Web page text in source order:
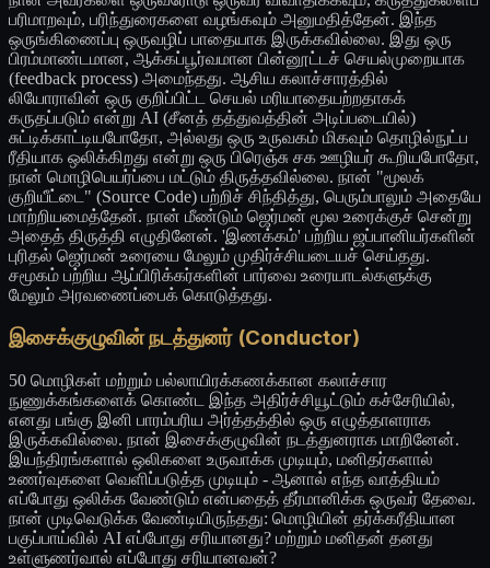
பரிமாறவும், பரிந்துரைகளை வழங்கவும் அனுமதித்தேன். இந்த
ஒருங்கிணைப்பு ஒருவழிப் பாதையாக இருக்கவில்லை. இது ஒரு
பிரம்மாண்டமான, ஆக்கப்பூர்வமான பின்னூட்டச் செயல்முறையாக
(feedback process) அமைந்தது. ஆசிய கலாச்சாரத்தில்
லியோராவின் ஒரு குறிப்பிட்ட செயல் மரியாதையற்றதாகக்
கருதப்படும் என்று AI (சீனத் தத்துவத்தின் அடிப்படையில்)
சுட்டிக்காட்டியபோதோ, அல்லது ஒரு உருவகம் மிகவும் தொழில்நுட்ப
ரீதியாக ஒலிக்கிறது என்று ஒரு பிரெஞ்சு சக ஊழியர் கூறியபோதோ,
நான் மொழிபெயர்ப்பை மட்டும் திருத்தவில்லை. நான் "மூலக்
குறியீட்டை" (Source Code) பற்றிச் சிந்தித்து, பெரும்பாலும் அதையே
மாற்றியமைத்தேன். நான் மீண்டும் ஜெர்மன் மூல உரைக்குச் சென்று
அதைத் திருத்தி எழுதினேன். 'இணக்கம்' பற்றிய ஜப்பானியர்களின்
புரிதல் ஜெர்மன் உரையை மேலும் முதிர்ச்சியடையச் செய்தது.
சமூகம் பற்றிய ஆப்பிரிக்கர்களின் பார்வை உரையாடல்களுக்கு
மேலும் அரவணைப்பைக் கொடுத்தது.
இசைக்குழுவின் நடத்துனர் (Conductor)
50 மொழிகள் மற்றும் பல்லாயிரக்கணக்கான கலாச்சார
நுணுக்கங்களைக் கொண்ட இந்த அதிர்ச்சியூட்டும் கச்சேரியில்,
எனது பங்கு இனி பாரம்பரிய அர்த்தத்தில் ஒரு எழுத்தாளராக
இருக்கவில்லை. நான் இசைக்குழுவின் நடத்துனராக மாறினேன்.
இயந்திரங்களால் ஒலிகளை உருவாக்க முடியும், மனிதர்களால்
உணர்வுகளை வெளிப்படுத்த முடியும் - ஆனால் எந்த வாத்தியம்
எப்போது ஒலிக்க வேண்டும் என்பதைத் தீர்மானிக்க ஒருவர் தேவை.
நான் முடிவெடுக்க வேண்டியிருந்தது: மொழியின் தர்க்கரீதியான
பகுப்பாய்வில் AI எப்போது சரியானது? மற்றும் மனிதன் தனது
உள்ளுணர்வால் எப்போது சரியானவன்?